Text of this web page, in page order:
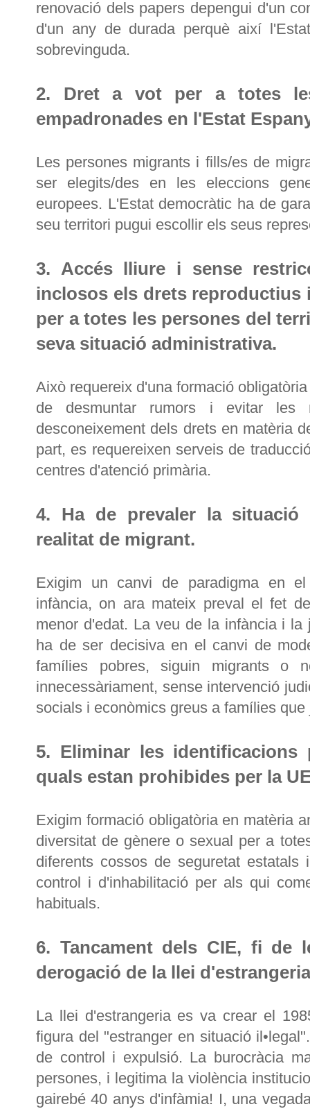
renovació dels papers depengui d'un
d'un any de durada perquè així
sobrevinguda.
2. Dret a vot per a totes
empadronades en l'Estat
Les persones migrants i fills/es de
ser elegits/des en les eleccions
europees. L'Estat democràtic ha de
seu territori pugui escollir els seus
3. Accés lliure i sense
inclosos els drets reproductius
per a totes les persones del
seva situació administrativa.
Això requereix d'una formació
de desmuntar rumors i evitar les
desconeixement dels drets en matèria
part, es requereixen serveis de
centres d'atenció primària.
4. Ha de prevaler la
realitat de migrant.
Exigim un canvi de paradigma en
infància, on ara mateix preval el fet
menor d'edat. La veu de la infància i la
ha de ser decisiva en el canvi de
famílies pobres, siguin migrants o
innecessàriament, sense intervenció
socials i econòmics greus a famílies
5. Eliminar les
quals estan prohibides per la
Exigim formació obligatòria en matèria
diversitat de gènere o sexual per a
diferents cossos de seguretat
control i d'inhabilitació per als qui
habituals.
6. Tancament dels CIE, fi de
derogació de la llei
La llei d'estrangeria es va crear el
figura del "estranger en situació
de control i expulsió. La burocràcia
persones, i legitima la violència
gairebé 40 anys d'infàmia! I, una